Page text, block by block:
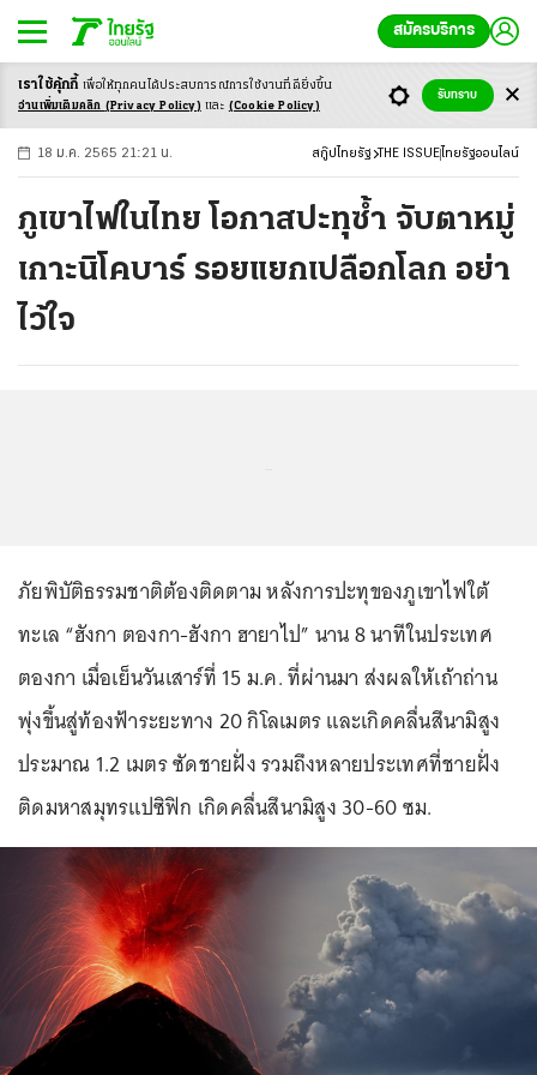
สมัครบริการ
-ก ก ก+
18 ม.ค. 2565 21:21 น. สกู๊ปไทยรัฐ THE ISSUEไทยรัฐออนไลน์
ภูเขาไฟในไทย โอกาสปะทุซ้ำ จับตาหมู่
เกาะนิโคบาร์ รอยแยกเปลือกโลก อย่า
ไว้ใจ
ภัยพิบัติธรรมชาติต้องติดตาม หลังการปะทุของภูเขาไฟใต้
ทะเล “ฮังกา ตองกา-ฮังกา ฮายาไป” นาน 8 นาทีในประเทศ
ตองกา เมื่อเย็นวันเสาร์ที่ 15 ม.ค. ที่ผ่านมา ส่งผลให้เถ้าถ่าน
พุ่งขึ้นสู่ท้องฟ้าระยะทาง 20 กิโลเมตร และเกิดคลื่นสึนามิสูง
ประมาณ 1.2 เมตร ซัดชายฝั่ง รวมถึงหลายประเทศที่ชายฝั่ง
ติดมหาสมุทรแปซิฟิก เกิดคลื่นสึนามิสูง 30-60 ซม.
เราใช้คุ้กกี้ เพื่อให้ทุกคนได้ประสบการณ์การใช้งานที่ดียิ่งขึ้น
อ่านเพิ่มเติมคลิก (Privacy Policy) และ (Cookie Policy)
รับทราบ